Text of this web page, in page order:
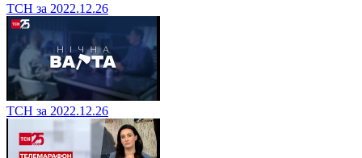
ТСН за 2022.12.26
ТСН за 2022.12.26